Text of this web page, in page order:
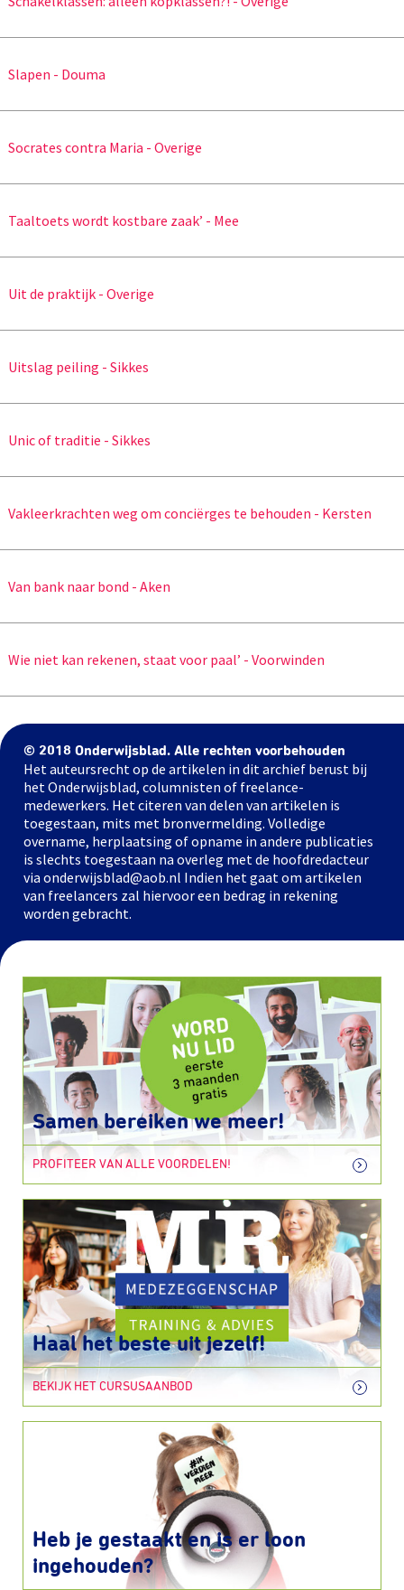
Slapen - Douma
Socrates contra Maria - Overige
Taaltoets wordt kostbare zaak’ - Mee
Uit de praktijk - Overige
Uitslag peiling - Sikkes
Unic of traditie - Sikkes
Vakleerkrachten weg om conciërges te behouden - Kersten
Van bank naar bond - Aken
Wie niet kan rekenen, staat voor paal’ - Voorwinden
© 2018 Onderwijsblad. Alle rechten voorbehouden
Het auteursrecht op de artikelen in dit archief berust bij
het Onderwijsblad, columnisten of freelance-
medewerkers. Het citeren van delen van artikelen is
toegestaan, mits met bronvermelding. Volledige
overname, herplaatsing of opname in andere publicaties
is slechts toegestaan na overleg met de hoofdredacteur
via onderwijsblad@aob.nl Indien het gaat om artikelen
van freelancers zal hiervoor een bedrag in rekening
worden gebracht.
Samen bereiken we meer!
PROFITEER VAN ALLE VOORDELEN!
Haal het beste uit jezelf!
BEKIJK HET CURSUSAANBOD
Heb je gestaakt en is er loon
ingehouden?